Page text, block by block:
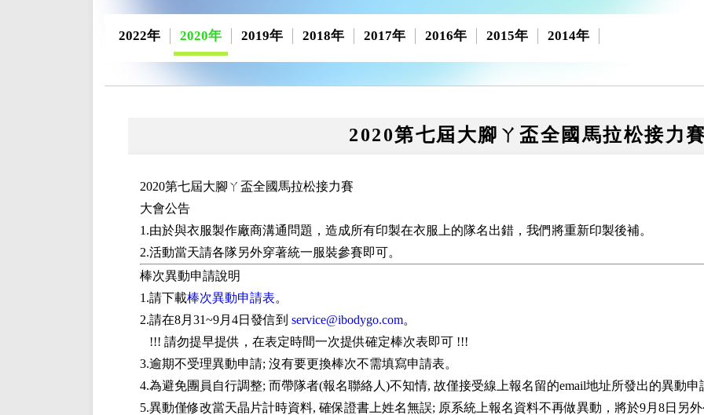
2022年 2020年 2019年 2018年 2017年 2016年 2015年 2014年
2020第七屆大腳ㄚ盃全國馬拉松接力
2020第七屆大腳ㄚ盃全國馬拉松接力賽
大會公告
1.由於與衣服製作廠商溝通問題，造成所有印製在衣服上的隊名出錯，我們將重新印製後補。
2.活動當天請各隊另外穿著統一服裝參賽即可。
棒次異動申請說明
1.請下載棒次異動申請表。
2.請在8月31~9月4日發信到 service@ibodygo.com。
!!! 請勿提早提供，在表定時間一次提供確定棒次表即可 !!!
3.逾期不受理異動申請; 沒有要更換棒次不需填寫申請表。
4.為避免團員自行調整; 而帶隊者(報名聯絡人)不知情, 故僅接受線上報名留的email地址所發出的異動申
5.異動僅修改當天晶片計時資料, 確保證書上姓名無誤; 原系統上報名資料不再做異動，將於9月8日另